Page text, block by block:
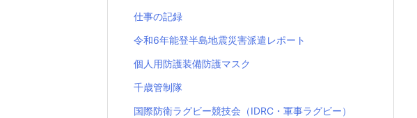
仕事の記録
令和6年能登半島地震災害派遣レポート
個人用防護装備防護マスク
千歳管制隊
国際防衛ラグビー競技会（IDRC・軍事ラグビー）